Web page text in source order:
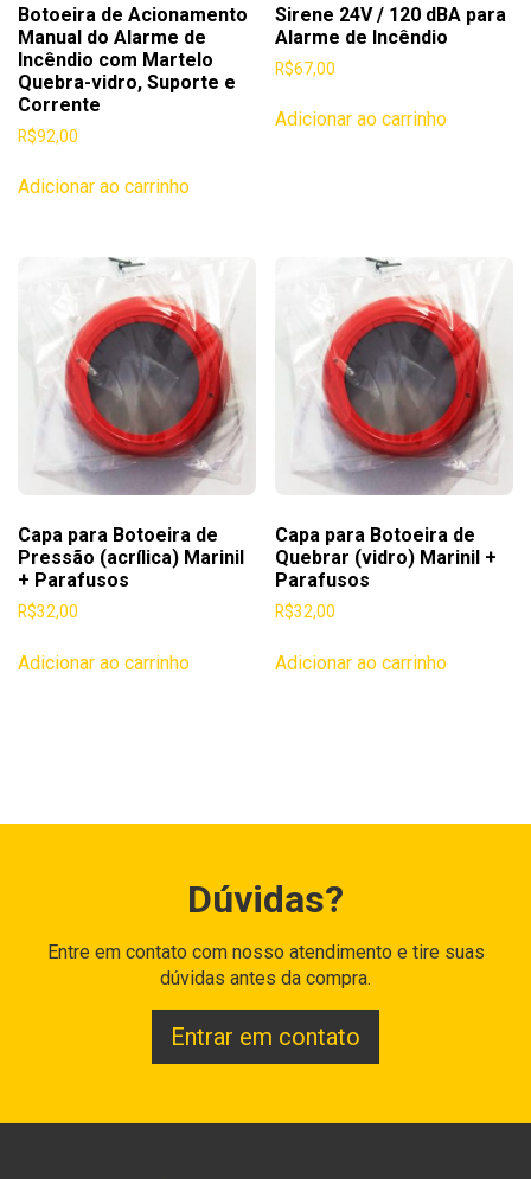
Botoeira de Acionamento
Manual do Alarme de
Incêndio com Martelo
Quebra-vidro, Suporte e
Corrente
R$92,00
Adicionar ao carrinho
Sirene 24V / 120 dBA para
Alarme de Incêndio
R$67,00
Adicionar ao carrinho
Capa para Botoeira de
Pressão (acrílica) Marinil
+ Parafusos
R$32,00
Adicionar ao carrinho
Capa para Botoeira de
Quebrar (vidro) Marinil +
Parafusos
R$32,00
Adicionar ao carrinho
Dúvidas?
Entre em contato com nosso atendimento e tire suas
dúvidas antes da compra.
Entrar em contato